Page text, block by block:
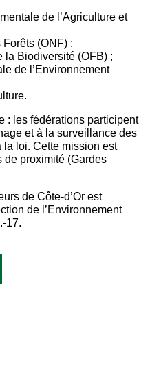
de l’Agriculture et
Forêts (ONF) ;
la Biodiversité (OFB) ;
de l’Environnement
: les fédérations participent
et à la surveillance des
la loi. Cette mission est
de proximité (Gardes
de Côte-d’Or est
de l’Environnement
17.